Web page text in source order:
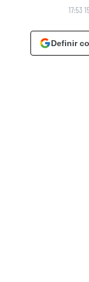
17:53
Definir